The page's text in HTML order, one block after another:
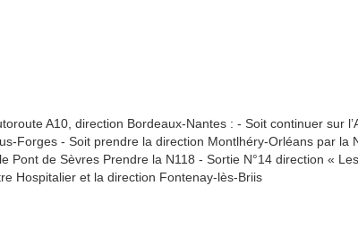
A10, direction Bordeaux-Nantes : - Soit continuer sur
Forges - Soit prendre la direction Montlhéry-Orléans par la
de Sèvres Prendre la N118 - Sortie N°14 direction «
Hospitalier et la direction Fontenay-lès-Briis